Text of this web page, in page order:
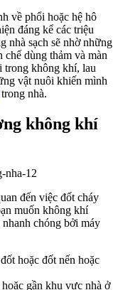
về phổi hoặc hệ hô
đáng kể các triệu
nhà sạch sẽ nhờ những
dùng thảm và màn
trong không khí, lau
vật nuôi khiến mình
nhà.
không khí
đến việc đốt cháy
muốn không khí
chóng bởi máy
hoặc đốt nến hoặc
gần khu vực nhà ở